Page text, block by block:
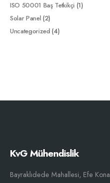
ISO 50001 Baş Tetkikçi (1)
Solar Panel (2)
Uncategorized (4)
KvG Mühendislik
Bayraklıdede Mahallesi, Efe